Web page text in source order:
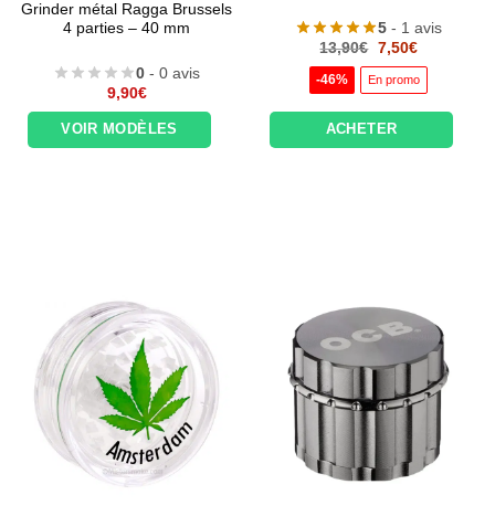
Grinder métal Ragga Brussels
4 parties – 40 mm
0 - 0 avis
9,90€
VOIR MODÈLES
5 - 1 avis
13,90€ Le
initial
était :
7,50€Le
actuel
est :
-46% En promo
ACHETER